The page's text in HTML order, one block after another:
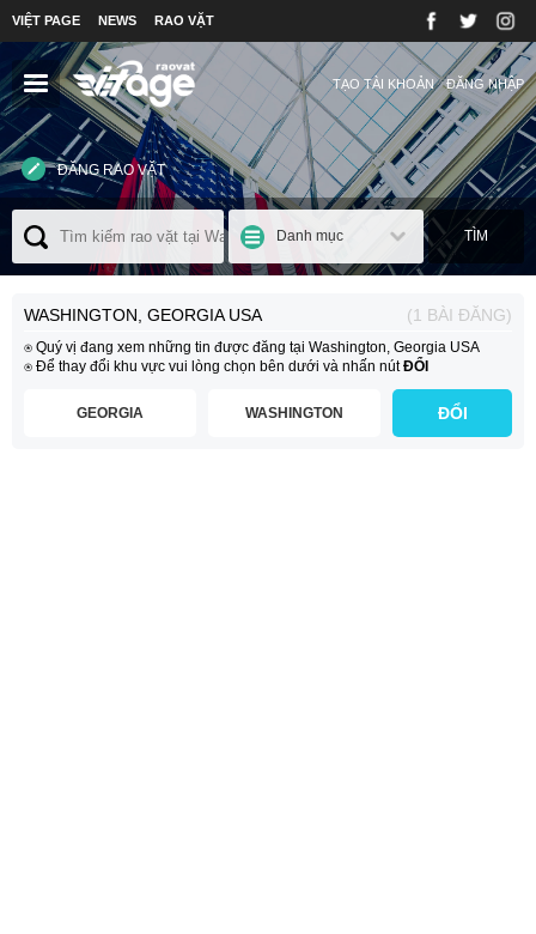
VIỆT PAGE NEWS RAO VẶT
ĐĂNG NHẬP
TẠO TÀI KHOẢN
ĐĂNG RAO VẶT
Danh mục TÌM
WASHINGTON, GEORGIA USA (1 BÀI ĐĂNG)
⍟ Quý vị đang xem những tin được đăng tại Washington, Georgia USA
⍟ Để thay đổi khu vực vui lòng chọn bên dưới và nhấn nútĐỔI
GEORGIA WASHINGTON ĐỔI